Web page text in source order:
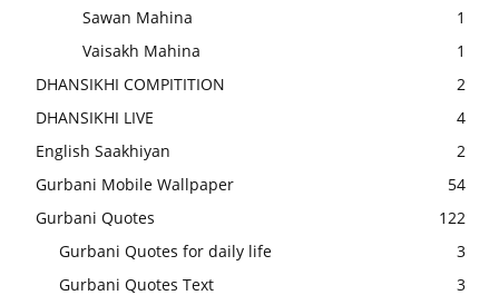
Sawan Mahina
1
Vaisakh Mahina
1
DHANSIKHI COMPITITION
2
DHANSIKHI LIVE
4
English Saakhiyan
2
Gurbani Mobile Wallpaper
54
Gurbani Quotes
122
Gurbani Quotes for daily life
3
Gurbani Quotes Text
3